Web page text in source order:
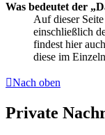
Was bedeutet der
Auf dieser
einschließlich
findest hier
diese im
Nach oben
Private